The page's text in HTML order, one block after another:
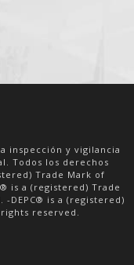
inspección y vigilancia
Todos los derechos
Trade Mark of
is a (registered) Trade
DEPC® is a (registered)
reserved.